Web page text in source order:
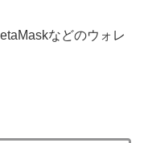
などのウォレ